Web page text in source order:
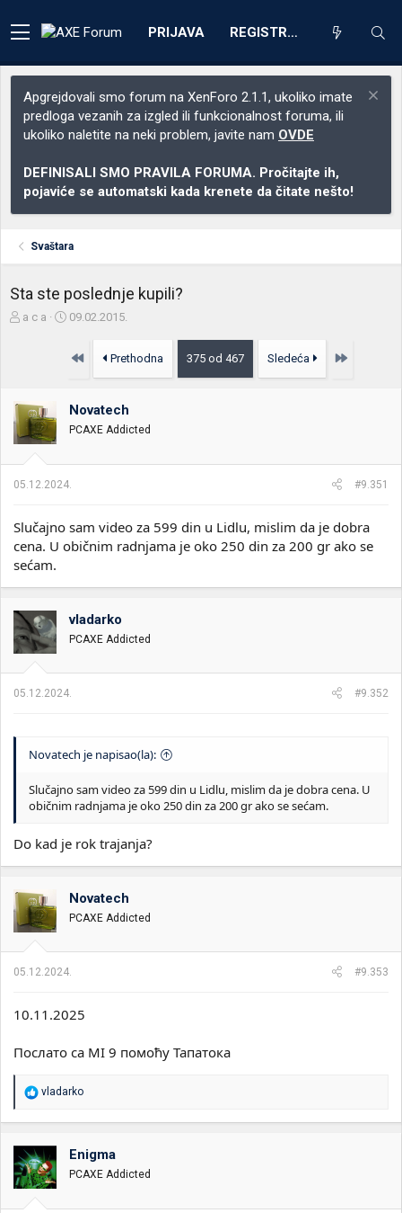
PRIJAVA REGISTRACIJA
Apgrejdovali smo forum na XenForo 2.1.1, ukoliko imate
predloga vezanih za izgled ili funkcionalnost foruma, ili
ukoliko naletite na neki problem, javite nam OVDE
DEFINISALI SMO PRAVILA FORUMA. Pročitajte ih,
pojaviće se automatski kada krenete da čitate nešto!
Svaštara
Sta ste poslednje kupili?
Z
i
k
t
e
m
a c a
D
u
o
k
e
j
a
09.02.2015.
Prvo Prethodna 375 od 467 Sledeća Poslednja
Novatech
PCAXE Addicted
05.12.2024. #9.351
Slučajno sam video za 599 din u Lidlu, mislim da je dobra
cena. U običnim radnjama je oko 250 din za 200 gr ako se
sećam.
vladarko
PCAXE Addicted
05.12.2024. #9.352
Novatech je napisao(la):
Slučajno sam video za 599 din u Lidlu, mislim da je dobra cena. U
običnim radnjama je oko 250 din za 200 gr ako se sećam.
Do kad je rok trajanja?
Novatech
PCAXE Addicted
05.12.2024. #9.353
10.11.2025
Послато са MI 9 помоћу Тапатока
R
a
o
v
a
n
vladarko
Enigma
PCAXE Addicted